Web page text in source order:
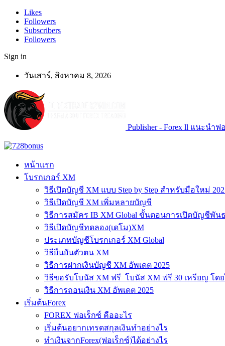
Likes
Followers
Subscribers
Followers
Sign in
วันเสาร์, สิงหาคม 8, 2026
Publisher - Forex ll แนะนำ
หน้าแรก
โบรกเกอร์ XM
วิธีเปิดบัญชี XM แบบ Step by Step สำหรับมือใหม่
วิธีเปิดบัญชี XM เพิ่มหลายบัญชี
วิธีการสมัคร IB XM Global ขั้นตอนการเปิดบัญชีพันธ
วิธีเปิดบัญชีทดลอง(เดโม)XM
ประเภทบัญชีโบรกเกอร์ XM Global
วิธียืนยันตัวตน XM
วิธีการฝากเงินบัญชี XM อัพเดต 2025
วิธีขอรับโบนัส XM ฟรี โบนัส XM ฟรี 30 เหรียญ โดย
วิธีการถอนเงิน XM อัพเดต 2025
เริ่มต้นForex
FOREX ฟอเร็กซ์ คืออะไร
เริ่มต้นอยากเทรดสกุลเงินทำอย่างไร
ทำเงินจากForex(ฟอเร็กซ์)ได้อย่างไร